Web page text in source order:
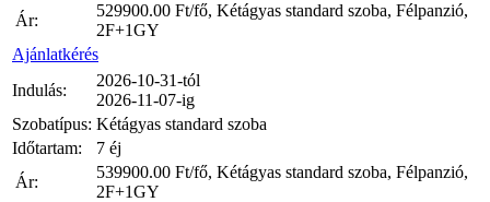
Ár:
529900.00 Ft/fő, Kétágyas standard szoba, Félpanzió,
2F+1GY
Ajánlatkérés
Indulás:
2026-10-31-tól
2026-11-07-ig
Szobatípus: Kétágyas standard szoba
Időtartam:
7 éj
Ár:
539900.00 Ft/fő, Kétágyas standard szoba, Félpanzió,
2F+1GY